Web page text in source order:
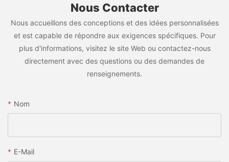
Nous Contacter
Nous accueillons des conceptions et des idées personnalisées
et est capable de répondre aux exigences spécifiques. Pour
plus d'informations, visitez le site Web ou contactez-nous
directement avec des questions ou des demandes de
renseignements.
Nom
E-Mail